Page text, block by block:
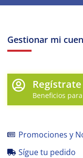
Gestionar mi
Regístrate
Beneficios
Promociones y
Sígue tu pedido